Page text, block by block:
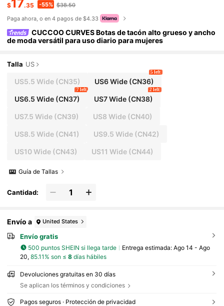
$17.35 -55% $38.50
Paga ahora, o en 4 pagos de $4.33
CUCCOO CURVES Botas de tacón alto grueso y ancho
de moda versátil para uso diario para mujeres
Talla US
US5.5 Wide(CN35) US6 Wide (CN36)
5 left
US6.5 Wide(CN37)
7 left
US7 Wide (CN38)
2 left
US7.5 Wide(CN39) US8 Wide (CN40)
US8.5 Wide(CN41) US9.5 Wide (CN42)
US10 Wide(CN43) US11 Wide (CN44)
Guía de Tallas
Cantidad:
Envío a United States
Envío gratis
500 puntos SHEIN si llega tarde Entrega estimada: Ago 14 - Ago
20, 85.11% son ≤ 8días hábiles
Devoluciones gratuitas en 30 días
Se aplican los términos y condiciones
Pagos seguros · Protección de privacidad